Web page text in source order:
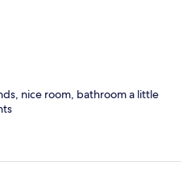
nice room, bathroom a little